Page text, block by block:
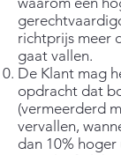
richtprijs meer
gaat vallen.
De Klant mag
opdracht dat
(vermeerderd
vervallen,
dan 10%